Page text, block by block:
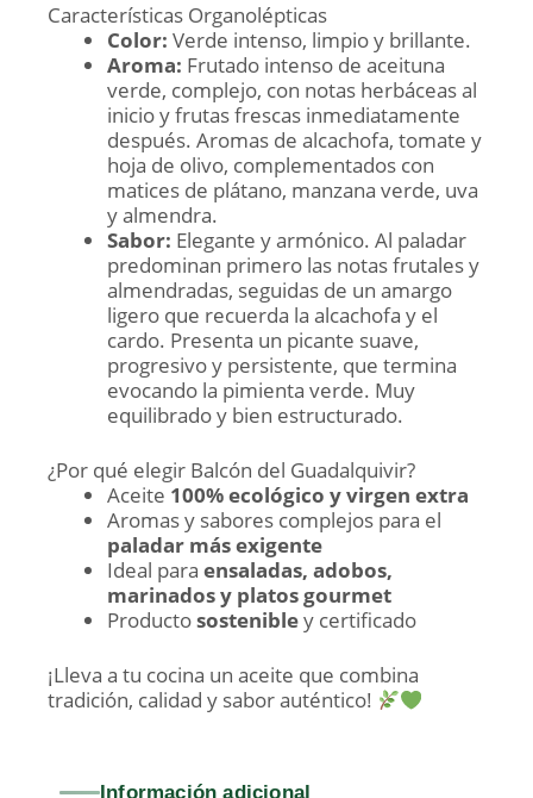
Características Organolépticas
Color: Verde intenso, limpio y brillante.
Aroma: Frutado intenso de aceituna
verde, complejo, con notas herbáceas al
inicio y frutas frescas inmediatamente
después. Aromas de alcachofa, tomate y
hoja de olivo, complementados con
matices de plátano, manzana verde, uva
y almendra.
Sabor: Elegante y armónico. Al paladar
predominan primero las notas frutales y
almendradas, seguidas de un amargo
ligero que recuerda la alcachofa y el
cardo. Presenta un picante suave,
progresivo y persistente, que termina
evocando la pimienta verde. Muy
equilibrado y bien estructurado.
¿Por qué elegir Balcón del Guadalquivir?
Aceite 100% ecológico y virgen extra
Aromas y sabores complejos para el
paladar más exigente
Ideal para ensaladas, adobos,
marinados y platos gourmet
Productosostenibley certificado
¡Lleva a tu cocina un aceite que combina
tradición, calidad y sabor auténtico!
Información adicional